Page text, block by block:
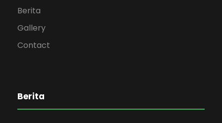
Berita
Gallery
Contact
Berita